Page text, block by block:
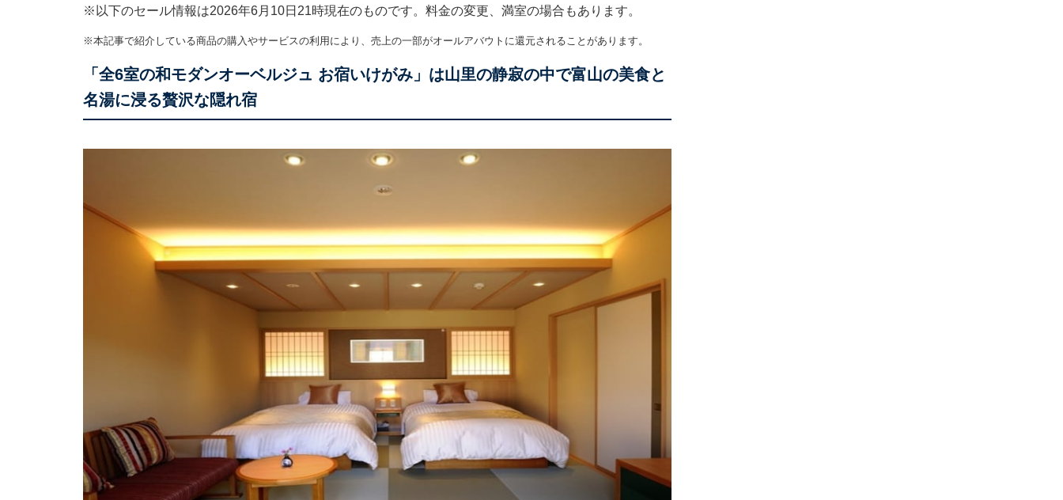
※以下のセール情報は2026年6月10日21時現在のものです。料金の変更、満室の場合もあります。
※本記事で紹介している商品の購入やサービスの利用により、売上の一部がオールアバウトに還元されることがあります。
「全6室の和モダンオーベルジュ お宿いけがみ」は山里の静寂の中で富山の美食と
名湯に浸る贅沢な隠れ宿